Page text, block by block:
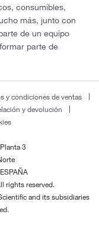
consumibles,
más, junto con
de un equipo
parte de
y condiciones de ventas
y devolución
3
rights reserved.
and its subsidiaries